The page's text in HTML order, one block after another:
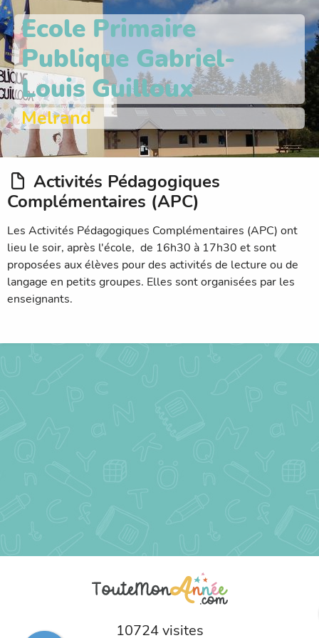
Ecole Primaire
Publique Gabriel-
Louis Guilloux
Melrand
Activités Pédagogiques
Complémentaires (APC)
Les Activités Pédagogiques Complémentaires (APC) ont
lieu le soir, après l'école, de 16h30 à 17h30 et sont
proposées aux élèves pour des activités de lecture ou de
langage en petits groupes. Elles sont organisées par les
enseignants.
10724 visites